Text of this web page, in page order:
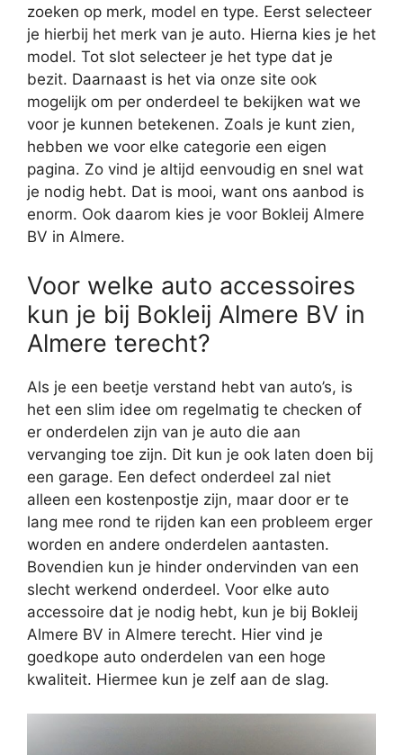
zoeken op merk, model en type. Eerst selecteer
je hierbij het merk van je auto. Hierna kies je het
model. Tot slot selecteer je het type dat je
bezit. Daarnaast is het via onze site ook
mogelijk om per onderdeel te bekijken wat we
voor je kunnen betekenen. Zoals je kunt zien,
hebben we voor elke categorie een eigen
pagina. Zo vind je altijd eenvoudig en snel wat
je nodig hebt. Dat is mooi, want ons aanbod is
enorm. Ook daarom kies je voor Bokleij Almere
BV in Almere.
Voor welke auto accessoires
kun je bij Bokleij Almere BV in
Almere terecht?
Als je een beetje verstand hebt van auto’s, is
het een slim idee om regelmatig te checken of
er onderdelen zijn van je auto die aan
vervanging toe zijn. Dit kun je ook laten doen bij
een garage. Een defect onderdeel zal niet
alleen een kostenpostje zijn, maar door er te
lang mee rond te rijden kan een probleem erger
worden en andere onderdelen aantasten.
Bovendien kun je hinder ondervinden van een
slecht werkend onderdeel. Voor elke auto
accessoire dat je nodig hebt, kun je bij Bokleij
Almere BV in Almere terecht. Hier vind je
goedkope auto onderdelen van een hoge
kwaliteit. Hiermee kun je zelf aan de slag.